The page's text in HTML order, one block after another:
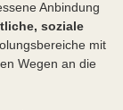
Anbindung
soziale
mit
Wegen an die